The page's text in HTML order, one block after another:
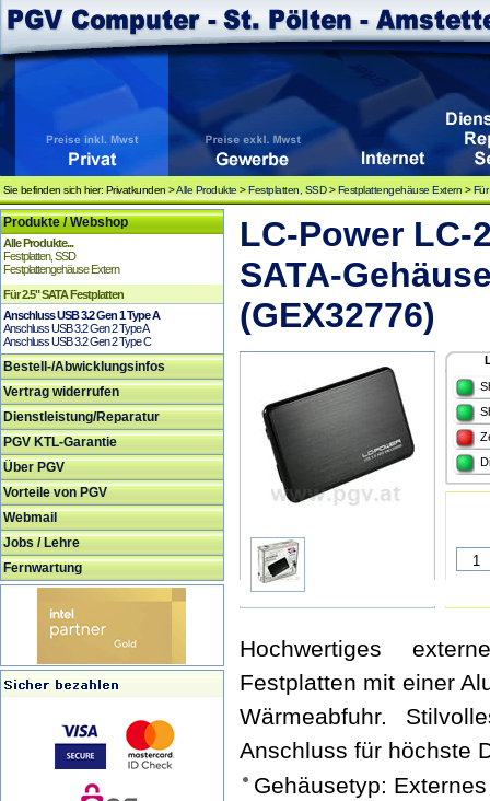
Sie befinden sich hier: Privatkunden >Alle Produkte >Festplatten, SSD>Festplattengehäuse Extern >
Produkte / Webshop
Alle Produkte...
Festplatten, SSD
Festplattengehäuse Extern
Für 2.5" SATA Festplatten
Anschluss USB 3.2 Gen 1 Type A
Anschluss USB 3.2 Gen 2 Type A
Anschluss USB 3.2 Gen 2 Type C
Bestell-/Abwicklungsinfos
Vertrag widerrufen
Dienstleistung/Reparatur
PGV KTL-Garantie
Über PGV
Vorteile von PGV
Webmail
Jobs / Lehre
Fernwartung
LC-Power LC-
SATA-
(GEX32776)
Hochwertiges
Festplatten mit einer
Wärmeabfuhr.
Anschluss für höchste
Gehäusetyp: